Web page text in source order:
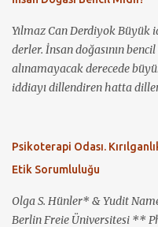
gitmemi önerdi, fakat ben
dedim. Daha sonra durum
ettim ve önce özel bir
Cerrahpaşa Hastanesi’nde,
terapistin ve uzmanın
önyargıları vardı. Bunu da
Yılmaz Can Derdiyok
derler. İnsan doğasının
alınamayacak derecede
iddiayı dillendiren hatta
bencillikten
yıkımlar, felaketler, taciz ve
yaşıyoruz. Yakın tarihimize
çevre felaketlerini hatırlıyor
Psikoterapi Odası.
Etik Sorumluluğu
Olga S. Hünler* & Yudit
Berlin Freie Üniversitesi **